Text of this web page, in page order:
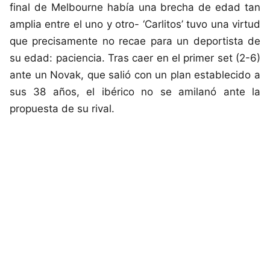
final de Melbourne había una brecha de edad tan
amplia entre el uno y otro- ‘Carlitos’ tuvo una virtud
que precisamente no recae para un deportista de
su edad: paciencia. Tras caer en el primer set (2-6)
ante un Novak, que salió con un plan establecido a
sus 38 años, el ibérico no se amilanó ante la
propuesta de su rival.